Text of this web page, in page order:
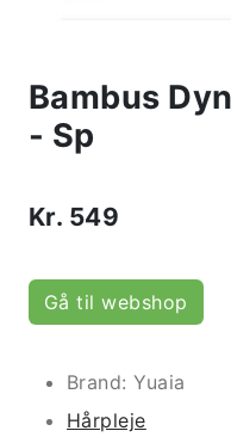
Bambus
- Sp
Kr. 549
Gå til webshop
Brand: Yuaia
Hårpleje